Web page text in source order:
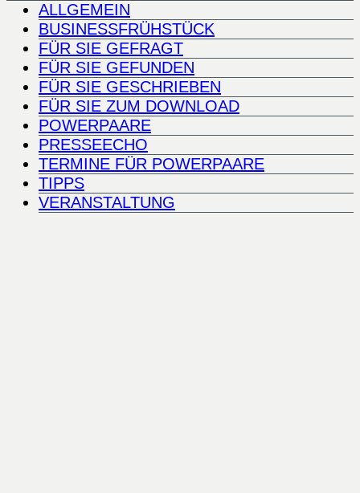
ALLGEMEIN
BUSINESSFRÜHSTÜCK
FÜR SIE GEFRAGT
FÜR SIE GEFUNDEN
FÜR SIE GESCHRIEBEN
FÜR SIE ZUM DOWNLOAD
POWERPAARE
PRESSEECHO
TERMINE FÜR POWERPAARE
TIPPS
VERANSTALTUNG